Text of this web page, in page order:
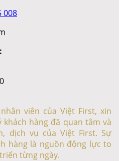
008
viên của Việt First, xin
hàng đã quan tâm và
dịch vụ của Việt First. Sự
hàng là nguồn động lực to
từng ngày.